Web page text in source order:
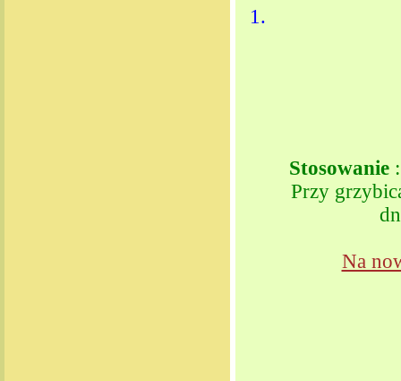
Stosowanie:
Przy
Na